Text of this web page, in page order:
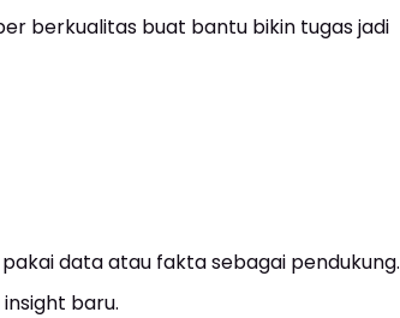
berkualitas buat bantu bikin tugas jadi
data atau fakta sebagai pendukung.
baru.